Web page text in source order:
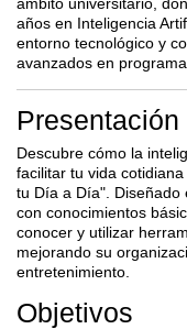
años en Inteligencia
entorno tecnológico y
avanzados en
Presentación
Descubre cómo la
facilitar tu vida
tu Día a Día". Diseñado
con conocimientos
conocer y utilizar
mejorando su
entretenimiento.
Objetivos